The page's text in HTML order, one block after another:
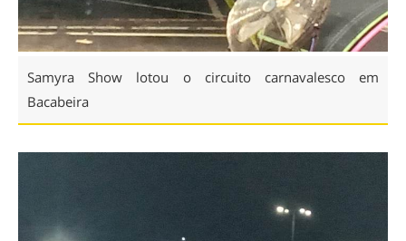
Samyra Show lotou o circuito carnavalesco em
Bacabeira